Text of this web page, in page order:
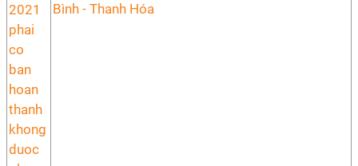
Bình - Thanh Hóa